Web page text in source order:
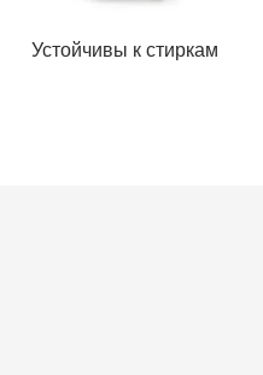
Устойчивы к стиркам